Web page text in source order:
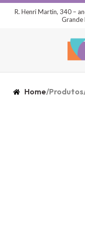
R. Henri Martin, 340 –
Grande
Home/Produtos